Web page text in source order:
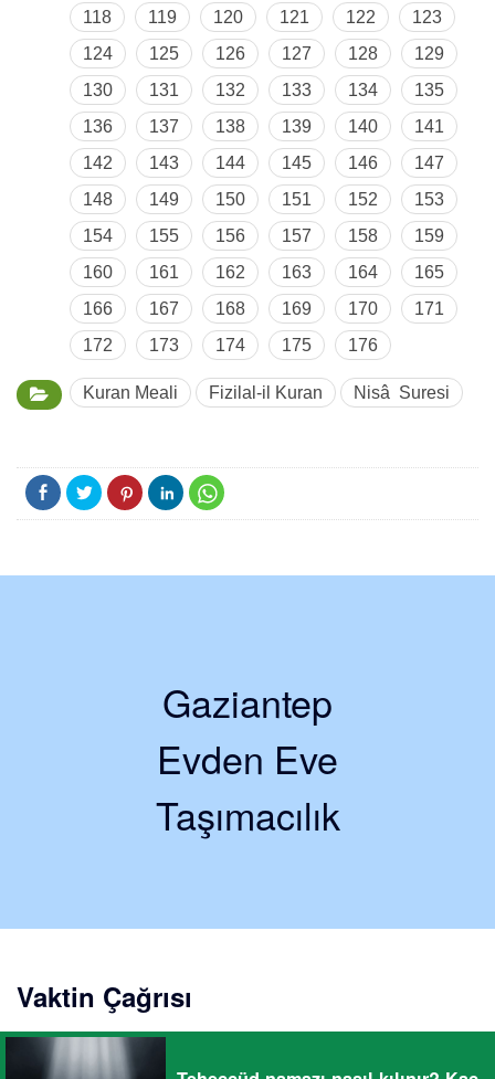
118
119 120 121 122
123
124
125 126 127 128
129
130
131 132 133 134
135
136
137 138 139 140
141
142
143 144 145 146
147
148
149 150 151 152
153
154
155 156 157 158
159
160
161 162 163 164
165
166
167 168 169 170
171
172
173 174 175 176
Kuran Meali Fizilal-il Kuran Nisâ Suresi
Gaziantep
Evden Eve
Taşımacılık
Vaktin Çağrısı